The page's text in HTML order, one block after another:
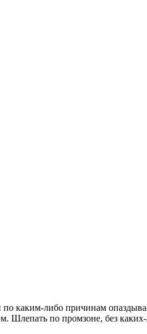
по каким-либо причинам
по промзоне, без